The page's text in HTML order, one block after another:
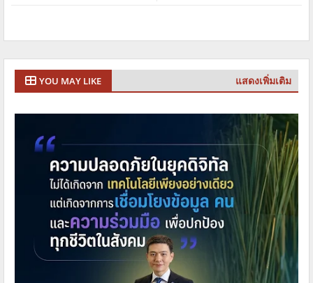
YOU MAY LIKE แสดงเพิ่มเติม